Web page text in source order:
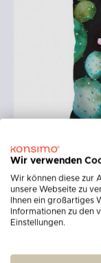
Wir verwenden
Wir können diese zur
unsere Webseite zu
Ihnen ein großartiges
Informationen zu den
Einstellungen.